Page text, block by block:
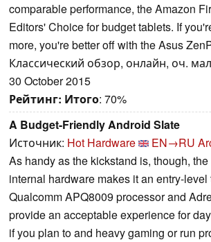
comparable performance, the Amazon
Editors' Choice for budget tablets. If
more, you're better off with the Asus
Классический обзор, онлайн, оч.
30 October 2015
Рейтинг: Итого: 70%
A Budget-Friendly Android Slate
Источник: Hot Hardware EN→RU
As handy as the kickstand is, though, the
internal hardware makes it an entry-
Qualcomm APQ8009 processor and
provide an acceptable experience for
if you plan to and heavy gaming or run